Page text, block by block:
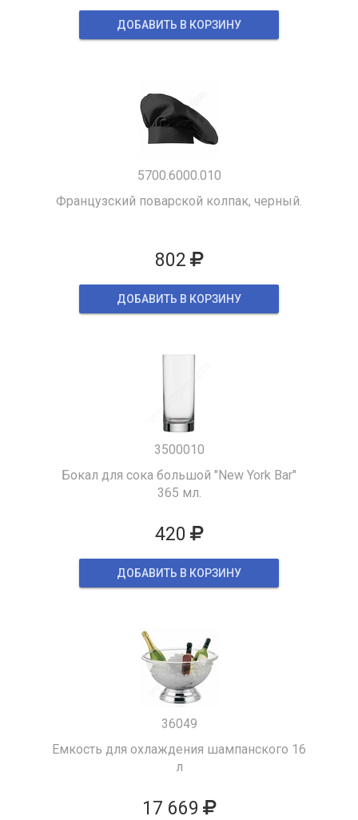
ДОБАВИТЬ В КОРЗИНУ
5700.6000.010
Французский поварской колпак, черный.
802
ДОБАВИТЬ В КОРЗИНУ
3500010
Бокал для сока большой "New York Bar"
365 мл.
420
ДОБАВИТЬ В КОРЗИНУ
36049
Емкость для охлаждения шампанского 16
л
17 669